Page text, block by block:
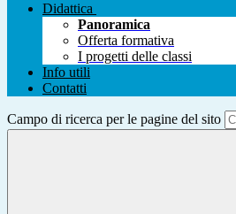
Didattica
Panoramica
Offerta formativa
I progetti delle classi
Info utili
Contatti
Campo di ricerca per le pagine del sito